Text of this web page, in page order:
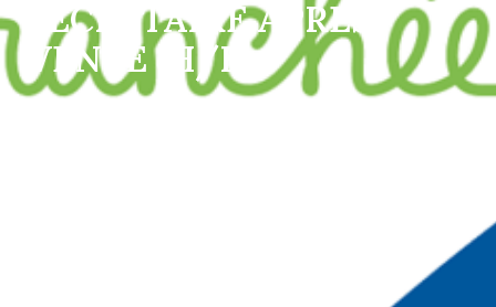
SECRETAIRE APRES
VENTE (H/F)